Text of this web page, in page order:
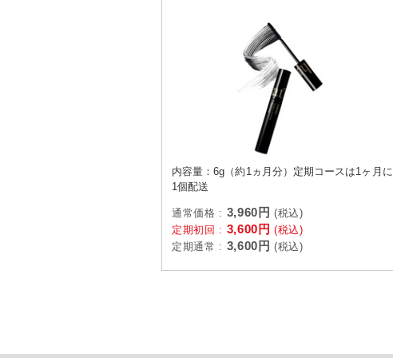
内容量：6g（約1ヵ月分）定期コースは1ヶ月に
1個配送
通常価格 : 3,960円(税込)
定期初回 : 3,600円(税込)
定期通常 : 3,600円(税込)